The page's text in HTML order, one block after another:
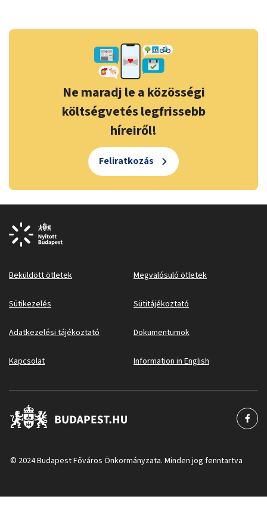
Ne maradj le a közösségi
költségvetés legfrissebb
híreiről!
Feliratkozás
Beküldött ötletek Megvalósuló ötletek
Sütikezelés Sütitájékoztató
Adatkezelési tájékoztató Dokumentumok
Kapcsolat Information in English
© 2024 Budapest Főváros Önkormányzata. Minden jog fenntartva